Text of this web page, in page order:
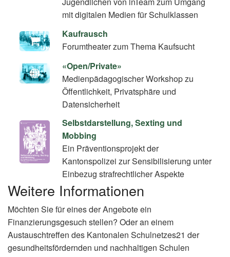
mit digitalen Medien für Schulklassen
Kaufrausch
Forumtheater zum Thema Kaufsucht
«Open/Private»
Medienpädagogischer Workshop zu
Öffentlichkeit, Privatsphäre und
Datensicherheit
Selbstdarstellung, Sexting und
Mobbing
Ein Präventionsprojekt der
Kantonspolizei zur Sensibilisierung unter
Einbezug strafrechtlicher Aspekte
Weitere Informationen
Möchten Sie für eines der Angebote ein
Finanzierungsgesuch stellen? Oder an einem
Austauschtreffen des Kantonalen Schulnetzes21 der
gesundheitsfördernden und nachhaltigen Schulen